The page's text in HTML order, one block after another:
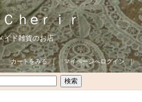
ｈeｒｉｒ
イド雑貨のお店
カートをみる｜ マイページへログイン｜